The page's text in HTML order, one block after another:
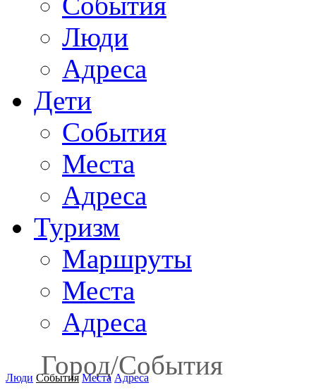
Люди
Адреса
Дети
События
Места
Адреса
Туризм
Маршруты
Места
Адреса
Город/События
Люди События Места Адреса